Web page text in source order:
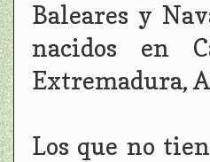
Baleares y
nacidos en
Extremadura,
Los que no